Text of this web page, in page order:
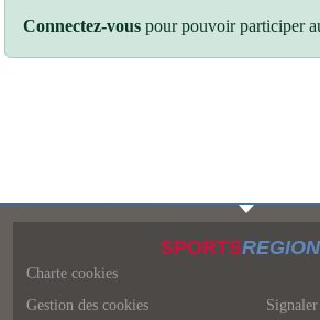
Connectez-vous pour pouvoir participer
SPORTS
Charte cookies
Gestion des cookies